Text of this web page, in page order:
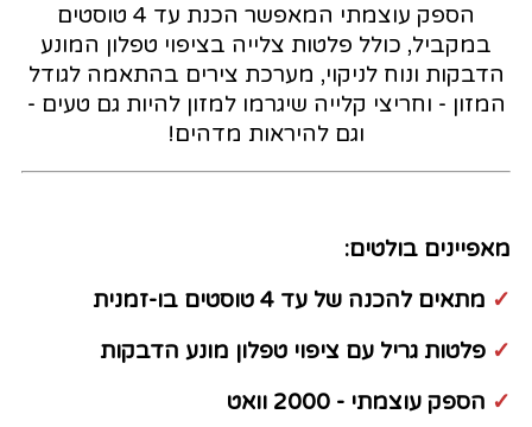
הספק עוצמתי המאפשר הכנת עד 4 טוסטים
במקביל, כולל פלטות צלייה בציפוי טפלון המונע
הדבקות ונוח לניקוי, מערכת צירים בהתאמה לגודל
המזון - וחריצי קלייה שיגרמו למזון להיות גם טעים -
וגם להיראות מדהים!
מאפיינים בולטים:
✓ מתאים להכנה של עד 4 טוסטים בו-זמנית
✓ פלטות גריל עם ציפוי טפלון מונע הדבקות
✓ הספק עוצמתי - 2000 וואט